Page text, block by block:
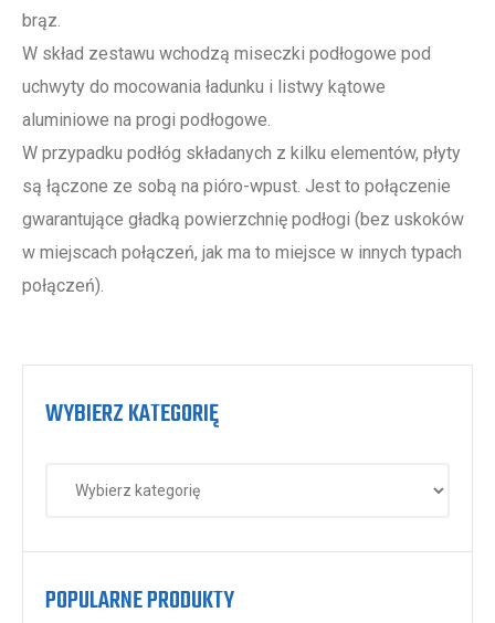
brąz.
W skład zestawu wchodzą miseczki podłogowe pod
uchwyty do mocowania ładunku i listwy kątowe
aluminiowe na progi podłogowe.
W przypadku podłóg składanych z kilku elementów, płyty
są łączone ze sobą na pióro-wpust. Jest to połączenie
gwarantujące gładką powierzchnię podłogi (bez uskoków
w miejscach połączeń, jak ma to miejsce w innych typach
połączeń).
WYBIERZ KATEGORIĘ
POPULARNE PRODUKTY